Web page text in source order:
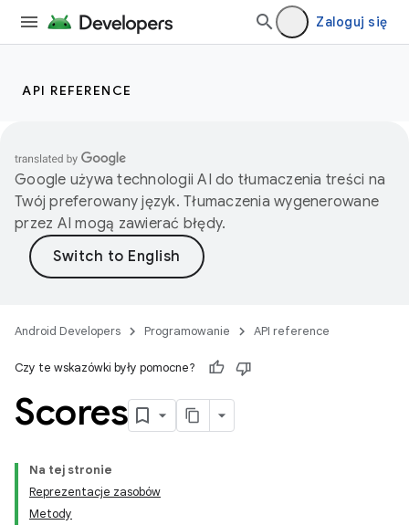
Zaloguj się
API REFERENCE
Google używa technologii AI do tłumaczenia treści na
Twój preferowany język. Tłumaczenia wygenerowane
przez AI mogą zawierać błędy.
Android Developers Programowanie API reference
Czy te wskazówki były pomocne?
Scores
Na tej stronie
Reprezentacje zasobów
Metody